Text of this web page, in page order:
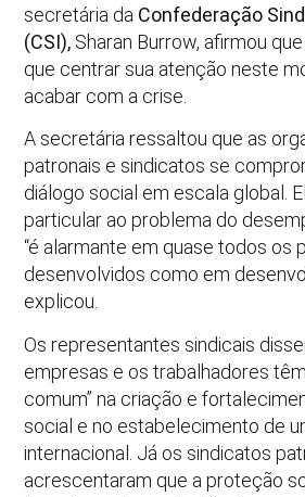
secretária da Confederação
(CSI), Sharan Burrow, afirmou
que centrar sua atenção neste
acabar com a crise.
A secretária ressaltou que as
patronais e sindicatos se
diálogo social em escala global.
particular ao problema do
“é alarmante em quase todos os
desenvolvidos como em
explicou.
Os representantes sindicais
empresas e os trabalhadores
comum” na criação e
social e no estabelecimento de
internacional. Já os sindicatos
acrescentaram que a proteção